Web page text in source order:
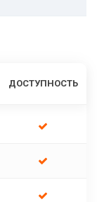
ДОСТУПНОСТЬ